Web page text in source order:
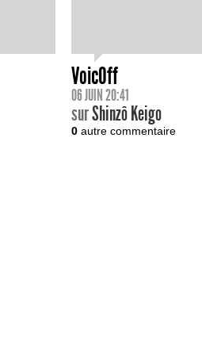
VoicOff
06 JUIN 20:41
surShinzô Keigo
0autre commentaire